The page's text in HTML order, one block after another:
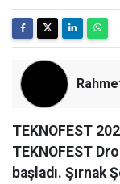
TEKNOFEST
TEKNOFEST
başladı. Şırnak